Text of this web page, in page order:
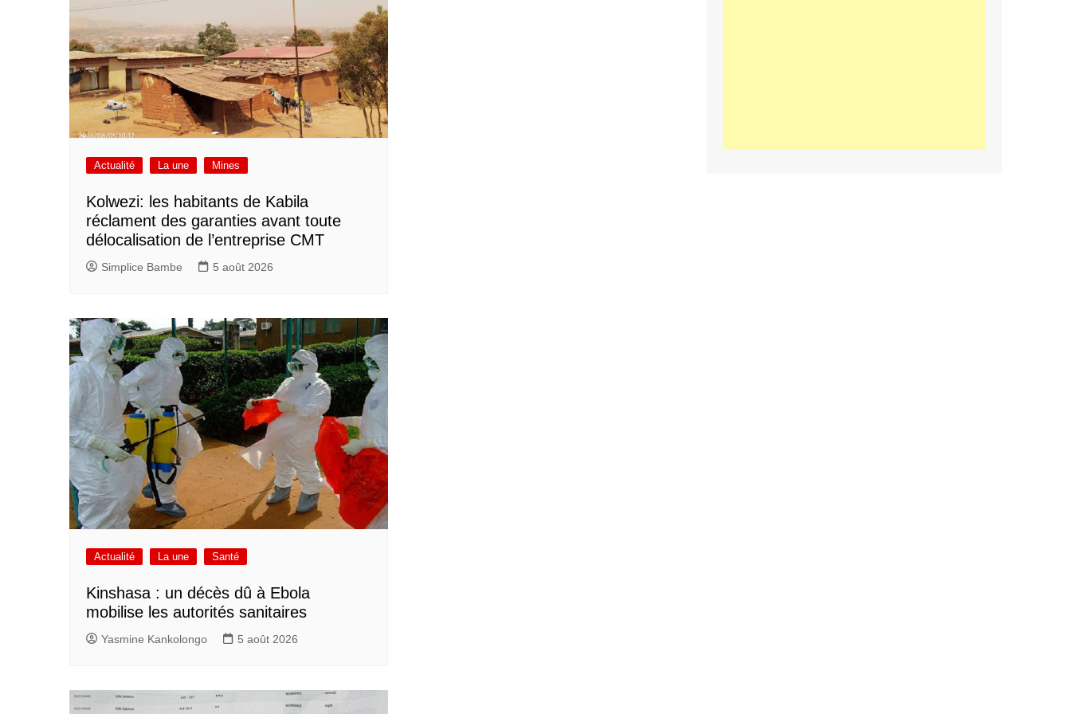
Actualité La une Mines
Kolwezi: les habitants de Kabila
réclament des garanties avant toute
délocalisation de l’entreprise CMT
Simplice Bambe 5 août 2026
Actualité La une Santé
Kinshasa : un décès dû à Ebola
mobilise les autorités sanitaires
Yasmine Kankolongo 5 août 2026